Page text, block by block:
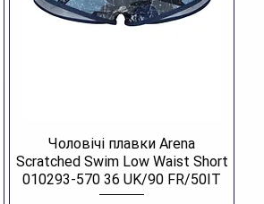
Чоловічі плавки Arena
Scratched Swim Low Waist Short
010293-570 36 UK/90 FR/50IT